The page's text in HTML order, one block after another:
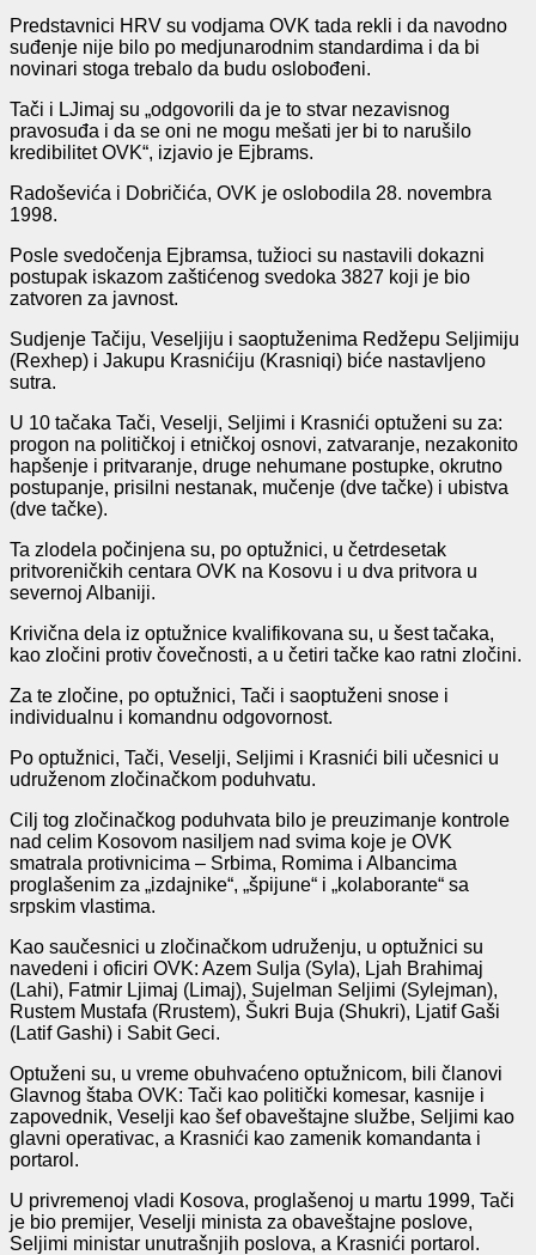
Predstavnici HRV su vodjama OVK tada rekli i da navodno
suđenje nije bilo po medjunarodnim standardima i da bi
novinari stoga trebalo da budu oslobođeni.
Tači i LJimaj su „odgovorili da je to stvar nezavisnog
pravosuđa i da se oni ne mogu mešati jer bi to narušilo
kredibilitet OVK“, izjavio je Ejbrams.
Radoševića i Dobričića, OVK je oslobodila 28. novembra
1998.
Posle svedočenja Ejbramsa, tužioci su nastavili dokazni
postupak iskazom zaštićenog svedoka 3827 koji je bio
zatvoren za javnost.
Sudjenje Tačiju, Veseljiju i saoptuženima Redžepu Seljimiju
(Rexhep) i Jakupu Krasnićiju (Krasniqi) biće nastavljeno
sutra.
U 10 tačaka Tači, Veselji, Seljimi i Krasnići optuženi su za:
progon na političkoj i etničkoj osnovi, zatvaranje, nezakonito
hapšenje i pritvaranje, druge nehumane postupke, okrutno
postupanje, prisilni nestanak, mučenje (dve tačke) i ubistva
(dve tačke).
Ta zlodela počinjena su, po optužnici, u četrdesetak
pritvoreničkih centara OVK na Kosovu i u dva pritvora u
severnoj Albaniji.
Krivična dela iz optužnice kvalifikovana su, u šest tačaka,
kao zločini protiv čovečnosti, a u četiri tačke kao ratni zločini.
Za te zločine, po optužnici, Tači i saoptuženi snose i
individualnu i komandnu odgovornost.
Po optužnici, Tači, Veselji, Seljimi i Krasnići bili učesnici u
udruženom zločinačkom poduhvatu.
Cilj tog zločinačkog poduhvata bilo je preuzimanje kontrole
nad celim Kosovom nasiljem nad svima koje je OVK
smatrala protivnicima – Srbima, Romima i Albancima
proglašenim za „izdajnike“, „špijune“ i „kolaborante“ sa
srpskim vlastima.
Kao saučesnici u zločinačkom udruženju, u optužnici su
navedeni i oficiri OVK: Azem Sulja (Syla), Ljah Brahimaj
(Lahi), Fatmir Ljimaj (Limaj), Sujelman Seljimi (Sylejman),
Rustem Mustafa (Rrustem), Šukri Buja (Shukri), Ljatif Gaši
(Latif Gashi) i Sabit Geci.
Optuženi su, u vreme obuhvaćeno optužnicom, bili članovi
Glavnog štaba OVK: Tači kao politički komesar, kasnije i
zapovednik, Veselji kao šef obaveštajne službe, Seljimi kao
glavni operativac, a Krasnići kao zamenik komandanta i
portarol.
U privremenoj vladi Kosova, proglašenoj u martu 1999, Tači
je bio premijer, Veselji minista za obaveštajne poslove,
Seljimi ministar unutrašnjih poslova, a Krasnići portarol.